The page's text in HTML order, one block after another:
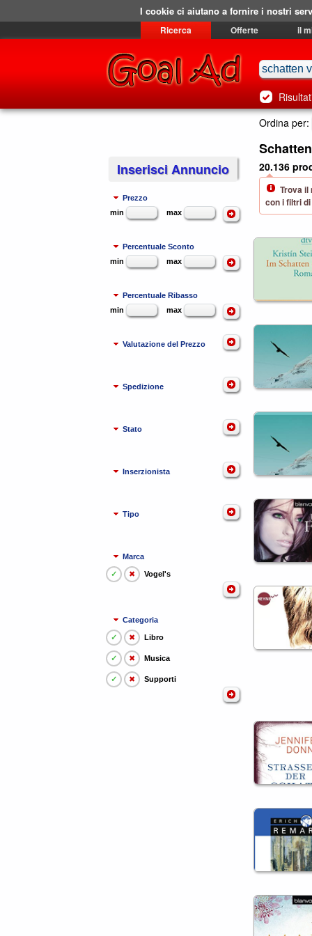
Ricerca Offerte il
Ordina per:
Trova il
con i filtri
20.136
Inserisci Annuncio
Prezzo
min
max
Percentuale Sconto
min
max
Percentuale Ribasso
min
max
Valutazione del Prezzo
Spedizione
Stato
Inserzionista
Tipo
Marca
✓ ✖ Vogel's
Categoria
✓ ✖ Libro
✓ ✖ Musica
✓ ✖ Supporti
I cookie ci aiutano a fornire i nostri